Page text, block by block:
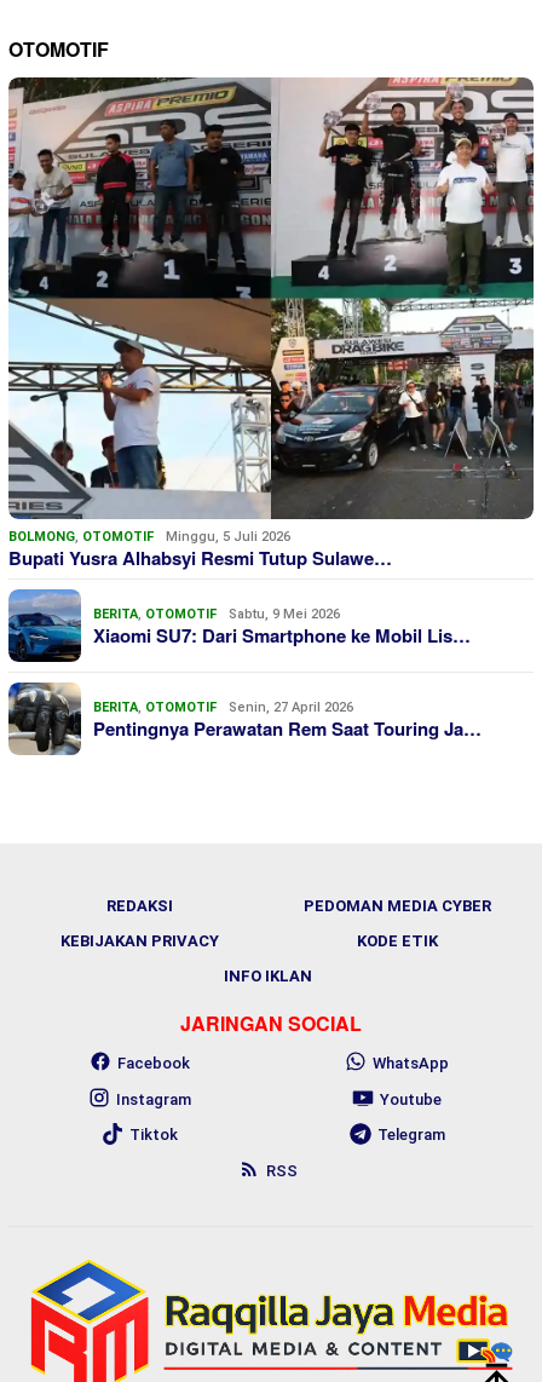
OTOMOTIF
BOLMONG, OTOMOTIF Minggu, 5 Juli 2026
Bupati Yusra Alhabsyi Resmi Tutup Sulawe…
BERITA, OTOMOTIF Sabtu, 9 Mei 2026
Xiaomi SU7: Dari Smartphone ke Mobil Lis…
BERITA, OTOMOTIF Senin, 27 April 2026
Pentingnya Perawatan Rem Saat Touring Ja…
REDAKSI
PEDOMAN MEDIA CYBER
KEBIJAKAN PRIVACY
KODE ETIK
INFO IKLAN
JARINGAN SOCIAL
Facebook
WhatsApp
Instagram
Youtube
Tiktok
Telegram
RSS